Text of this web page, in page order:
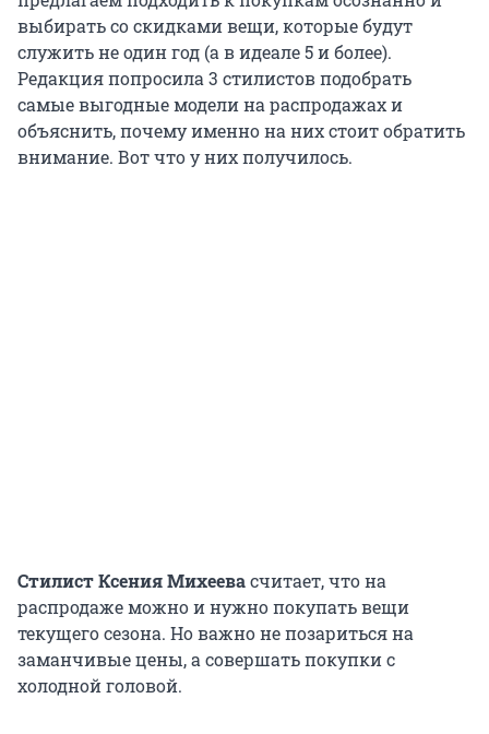
выбирать со скидками вещи, которые будут
служить не один год (а в идеале 5 и более).
Редакция попросила 3 стилистов подобрать
самые выгодные модели на распродажах и
объяснить, почему именно на них стоит обратить
внимание. Вот что у них получилось.
СтилистКсения Михеевасчитает, что на
распродаже можно и нужно покупать вещи
текущего сезона. Но важно не позариться на
заманчивые цены, а совершать покупки с
холодной головой.